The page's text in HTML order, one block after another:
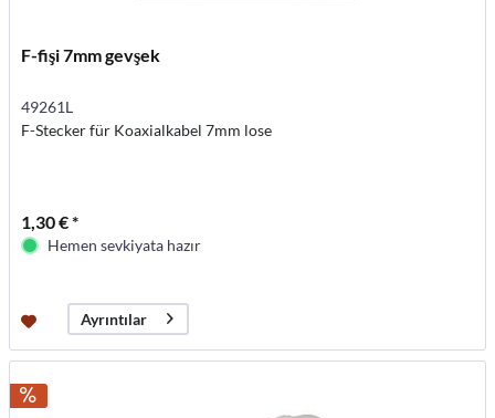
F-fişi 7mm gevşek
49261L
F-Stecker für Koaxialkabel 7mm lose
1,30 € *
Hemen sevkiyata hazır
Ayrıntılar